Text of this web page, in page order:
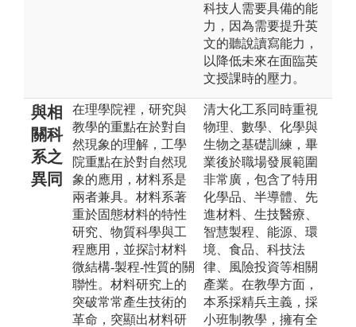
科技人需要具備的能
力，因為需要提升英
文的聽說讀寫能力，
以降低未來在面臨英
文授課時的壓力。
與相
關科
系之
異同
在理學院裡，研究與
教學的重點在於對自
然現象的理解，工學
院重點在於對自然現
象的應用，材料系是
兩者兼具。材料系著
重於固態材料的特性
研究、物質科學與工
程應用，並探討材料
微結構-製程-性質的關
聯性。材料研究上的
突破常常產生技術的
革命，突顯出材料研
清大化工系同時重視
物理、數學、化學與
生物之基礎訓練，畢
業後於職場發展範圍
非常廣，包含了特用
化學品、半導體、先
進材料、生技醫療、
智慧製程、能源、環
境、食品、科技法
律、風險投資等相關
產業。在教學方面，
本系採精兵主義，採
小班制教學，擁有全